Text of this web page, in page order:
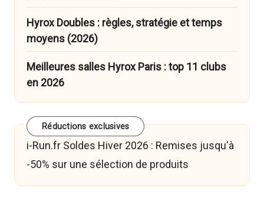
Hyrox Doubles : règles, stratégie et temps
moyens (2026)
Meilleures salles Hyrox Paris : top 11 clubs
en 2026
Réductions exclusives
i-Run.fr Soldes Hiver 2026 : Remises jusqu'à
-50% sur une sélection de produits